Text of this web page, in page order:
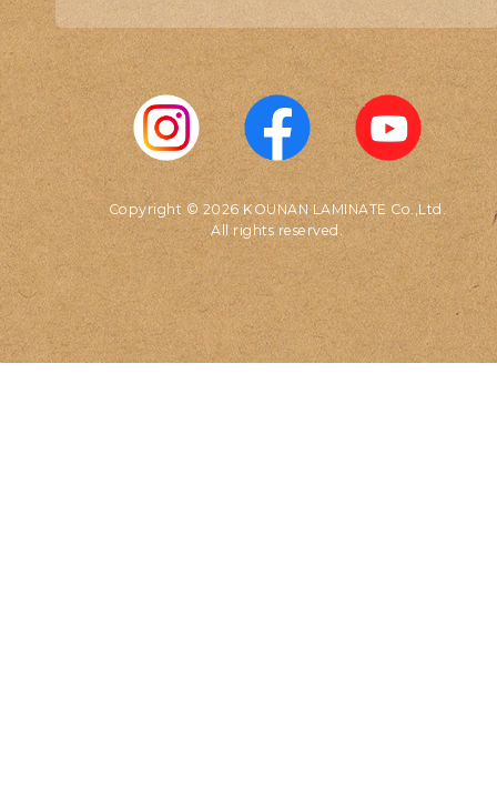
Copyright © 2026 KOUNAN LAMINATE Co.,Ltd.
All rights reserved.